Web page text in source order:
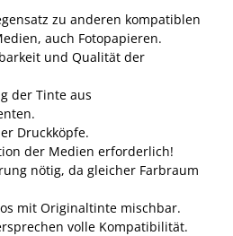
zu anderen kompatiblen
auch Fotopapieren.
und Qualität der
der Tinte aus
Druckköpfe.
der Medien erforderlich!
nötig, da gleicher Farbraum
mit Originaltinte mischbar.
volle Kompatibilität.